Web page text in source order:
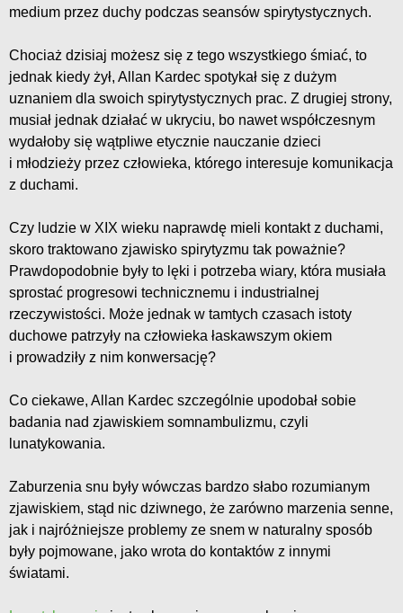
medium przez duchy podczas seansów spirytystycznych.
Chociaż dzisiaj możesz się z tego wszystkiego śmiać, to
jednak kiedy żył, Allan Kardec spotykał się z dużym
uznaniem dla swoich spirytystycznych prac. Z drugiej strony,
musiał jednak działać w ukryciu, bo nawet współczesnym
wydałoby się wątpliwe etycznie nauczanie dzieci
i młodzieży przez człowieka, którego interesuje komunikacja
z duchami.
Czy ludzie w XIX wieku naprawdę mieli kontakt z duchami,
skoro traktowano zjawisko spirytyzmu tak poważnie?
Prawdopodobnie były to lęki i potrzeba wiary, która musiała
sprostać progresowi technicznemu i industrialnej
rzeczywistości. Może jednak w tamtych czasach istoty
duchowe patrzyły na człowieka łaskawszym okiem
i prowadziły z nim konwersację?
Co ciekawe, Allan Kardec szczególnie upodobał sobie
badania nad zjawiskiem somnambulizmu, czyli
lunatykowania.
Zaburzenia snu były wówczas bardzo słabo rozumianym
zjawiskiem, stąd nic dziwnego, że zarówno marzenia senne,
jak i najróżniejsze problemy ze snem w naturalny sposób
były pojmowane, jako wrota do kontaktów z innymi
światami.